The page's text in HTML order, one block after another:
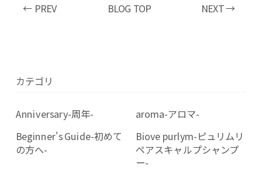
← PREV BLOG TOP NEXT →
カテゴリ
Anniversary-周年-
aroma-アロマ-
Beginner's Guide-初めて
の方へ-
Biove purlym-ピュリムリ
ペアスキャルプシャンプ
ー-